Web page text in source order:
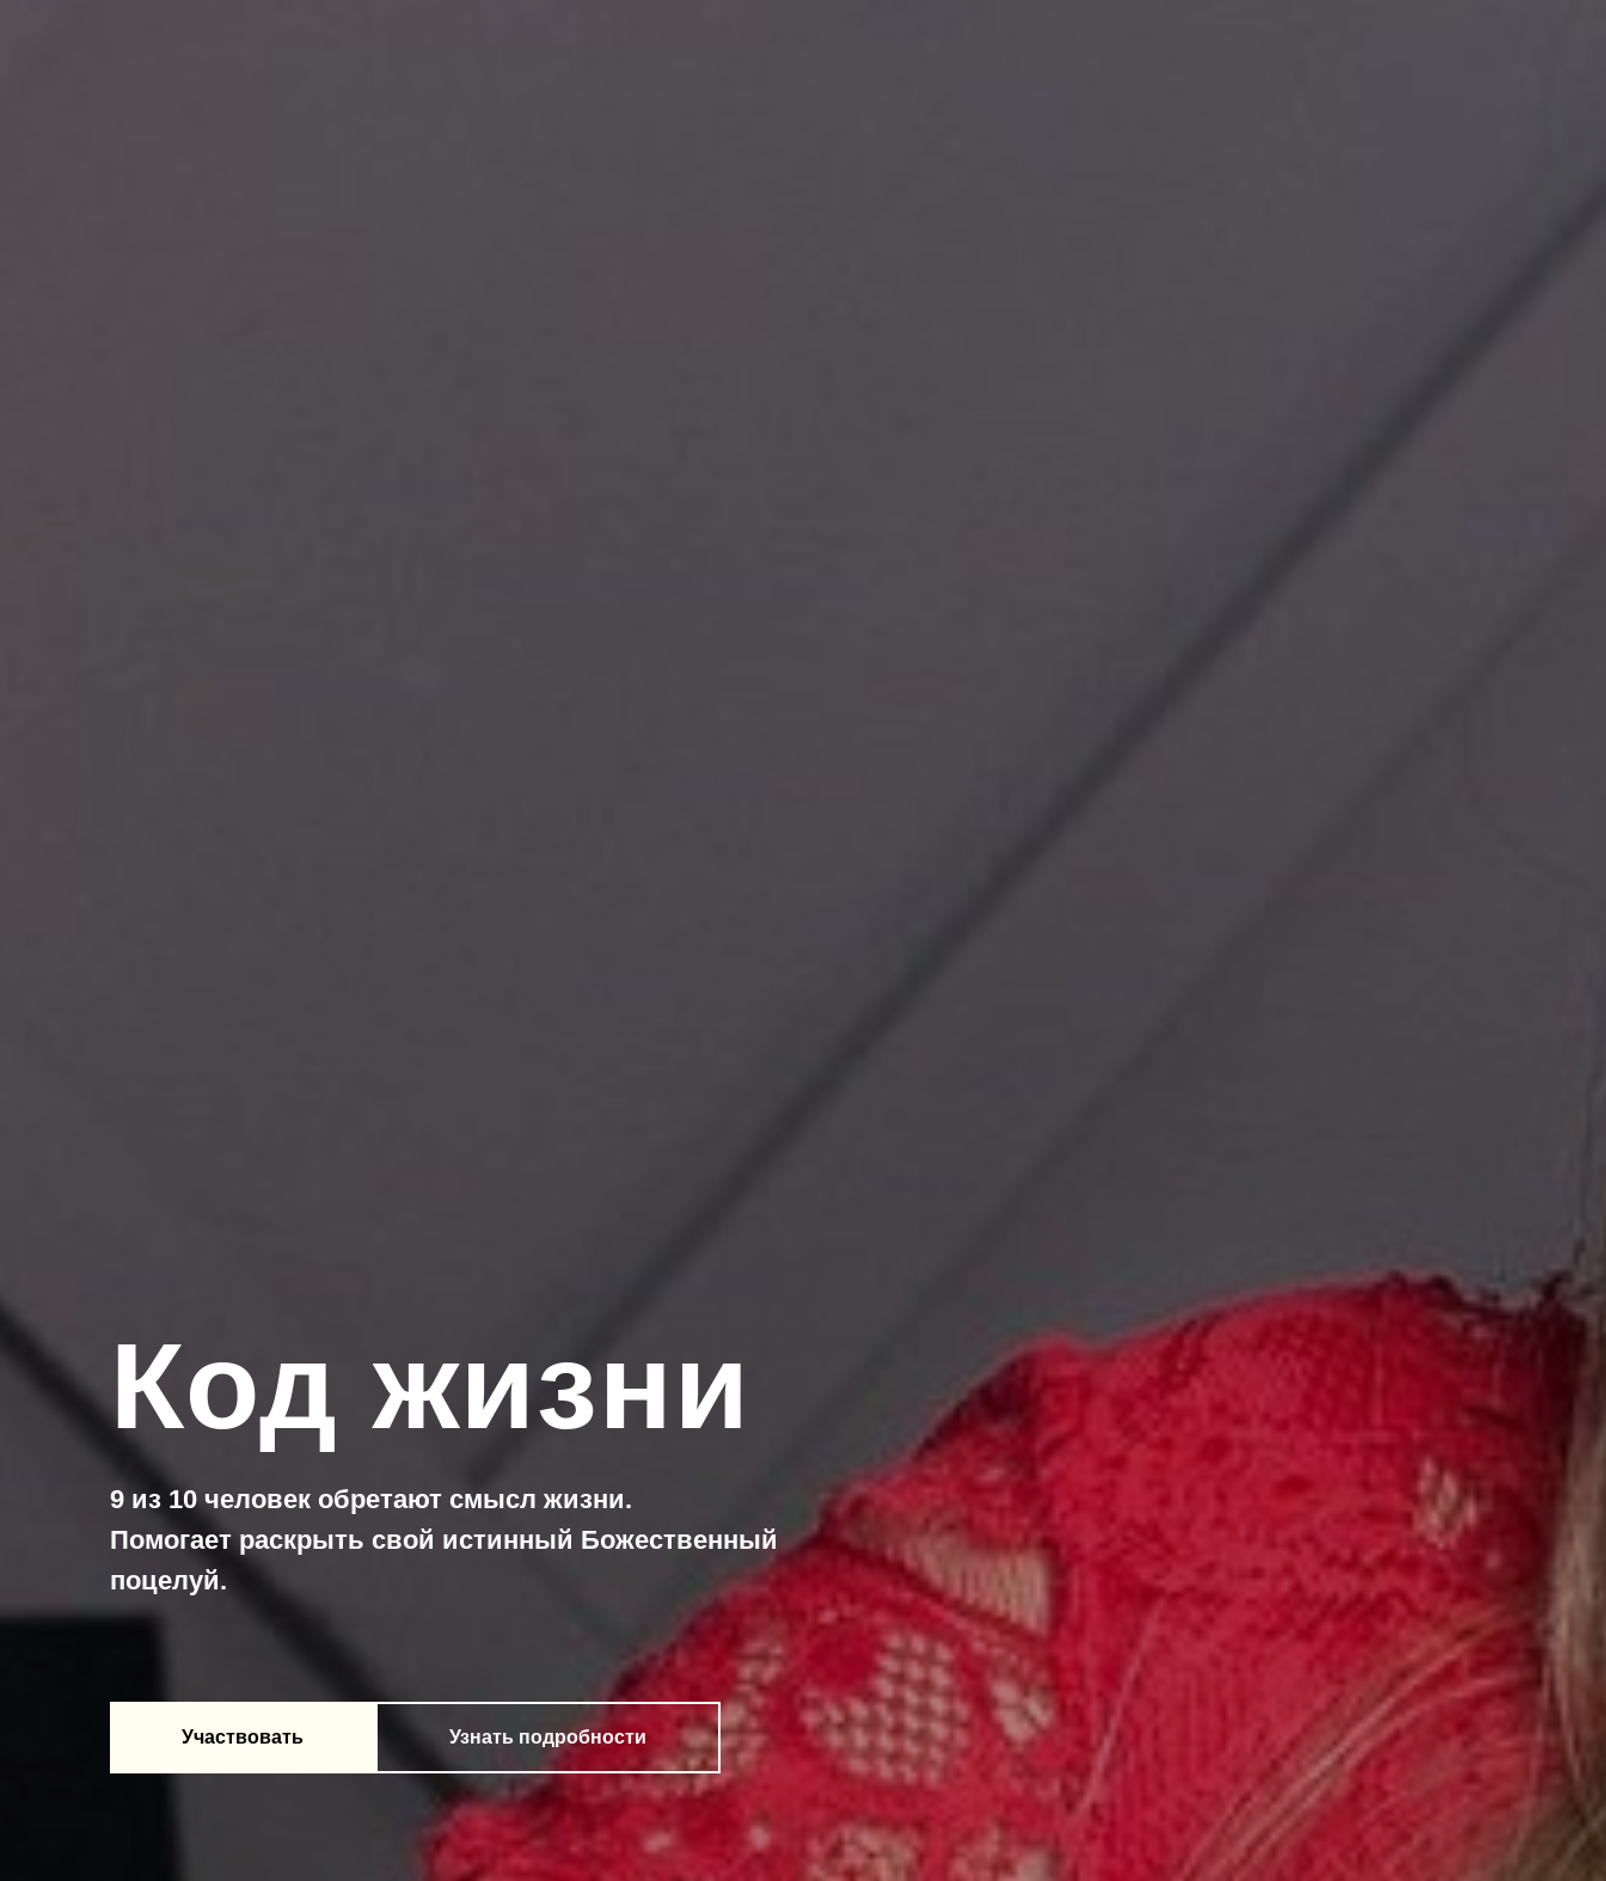
Код жизни
9 из 10 человек обретают смысл жизни.
Помогает раскрыть свой истинный Божественный
поцелуй.
Участвовать Узнать подробности